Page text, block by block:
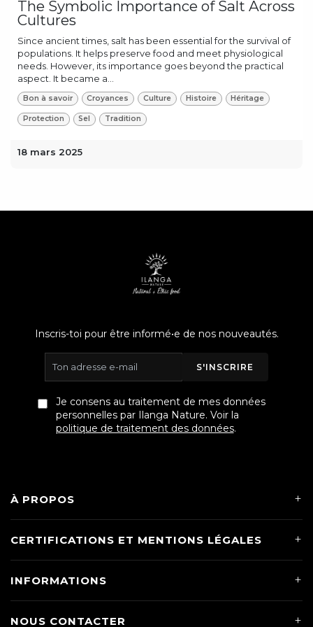
The Symbolic Importance of Salt Across
Cultures
Since ancient times, salt has been essential for the survival of
populations. It helps preserve food and meet physiological
needs. However, its importance goes beyond the practical
aspect. It became a...
Bon à savoir Croyances Culture Histoire Héritage
Protection Sel Tradition
18 mars 2025
Inscris-toi pour être informé•e de nos nouveautés.
S'INSCRIRE
Je consens au traitement de mes données
personnelles par Ilanga Nature. Voir la
politique de traitement des données.
À PROPOS
CERTIFICATIONS ET MENTIONS LÉGALES
INFORMATIONS
NOUS CONTACTER